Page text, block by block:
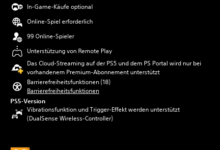
In-Game-Käufe optional
Online-Spiel erforderlich
99 Online-Spieler
Unterstützung von Remote Play
Das Cloud-Streaming auf der PS5 und dem PS Portal wird nur bei
vorhandenem Premium-Abonnement unterstützt
Barrierefreiheitsfunktionen (18)
Barrierefreiheitsfunktionen
PS5-Version
Vibrationsfunktion und Trigger-Effekt werden unterstützt
(DualSense Wireless-Controller)